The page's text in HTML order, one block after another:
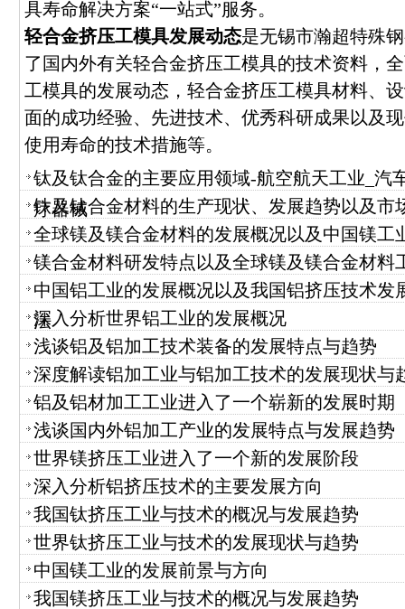
具寿命解决方案“一站式”服务。
轻合金挤压工模具发展动态是无锡市瀚超特殊
了国内外有关轻合金挤压工模具的技术资料，
工模具的发展动态，轻合金挤压工模具材料、
面的成功经验、先进技术、优秀科研成果以及
使用寿命的技术措施等。
钛及钛合金的主要应用领域-航空航天工业_汽
疗器械
钛及钛合金材料的生产现状、发展趋势以及市
全球镁及镁合金材料的发展概况以及中国镁工
镁合金材料研发特点以及全球镁及镁合金材料
中国铝工业的发展概况以及我国铝挤压技术发
法
深入分析世界铝工业的发展概况
浅谈铝及铝加工技术装备的发展特点与趋势
深度解读铝加工业与铝加工技术的发展现状与
铝及铝材加工工业进入了一个崭新的发展时期
浅谈国内外铝加工产业的发展特点与发展趋势
世界镁挤压工业进入了一个新的发展阶段
深入分析铝挤压技术的主要发展方向
我国钛挤压工业与技术的概况与发展趋势
世界钛挤压工业与技术的发展现状与趋势
中国镁工业的发展前景与方向
我国镁挤压工业与技术的概况与发展趋势